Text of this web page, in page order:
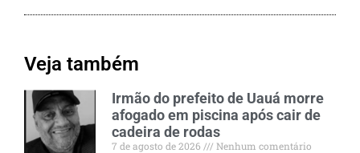
Veja também
Irmão do prefeito de Uauá morre
afogado em piscina após cair de
cadeira de rodas
7 de agosto de 2026
Nenhum comentário